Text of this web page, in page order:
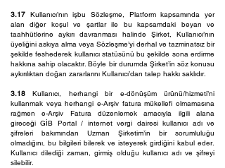
3.17 Kullanıcı’nın işbu Sözleşme, Platform kapsamında yer
alan diğer koşul ve şartlar ile bu kapsamdaki beyan ve
taahhütlerine aykırı davranması halinde Şirket, Kullanıcı’nın
üyeliğini askıya alma veya Sözleşme’yi derhal ve tazminatsız bir
şekilde feshederek kullanıcı statüsünü bu şekilde sona erdirme
hakkına sahip olacaktır. Böyle bir durumda Şirket’in söz konusu
aykırılıktan doğan zararlarını Kullanıcı’dan talep hakkı saklıdır.
3.18Kullanıcı, herhangi bir e-dönüşüm ürünü/hizmeti’ni
kullanmak veya herhangi e-Arşiv fatura mükellefi olmamasına
rağmen e-Arşiv Fatura düzenlemek amacıyla ilgili alana
gireceği GİB Portal / internet vergi dairesi kullanıcı adı ve
şifreleri bakımından Uzman Şirketim’in bir sorumluluğu
olmadığını, bu bilgileri bilerek ve isteyerek girdiğini kabul eder.
Kullanıcı dilediği zaman, girmiş olduğu kullanıcı adı ve şifreyi
silebilir.